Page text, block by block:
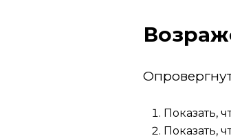
Показать,
Показать,